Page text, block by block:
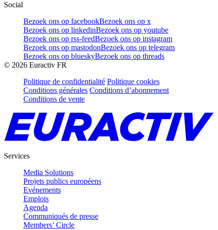
Social
Bezoek ons op facebookBezoek ons op x
Bezoek ons op linkedinBezoek ons op youtube
Bezoek ons op rss-feedBezoek ons op instagram
Bezoek ons op mastodonBezoek ons op telegram
Bezoek ons op blueskyBezoek ons op threads
© 2026 Euractiv FR
Politique de confidentialité Politique cookies
Conditions générales Conditions d’abonnement
Conditions de vente
Services
Media Solutions
Projets publics européens
Evénements
Emplois
Agenda
Communiqués de presse
Members’ Circle